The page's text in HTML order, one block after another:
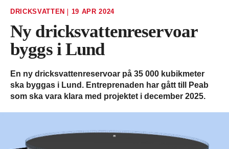
DRICKSVATTEN | 19 APR 2024
Ny dricksvattenreservoar
byggs i Lund
En ny dricksvattenreservoar på 35 000 kubikmeter
ska byggas i Lund. Entreprenaden har gått till Peab
som ska vara klara med projektet i december 2025.